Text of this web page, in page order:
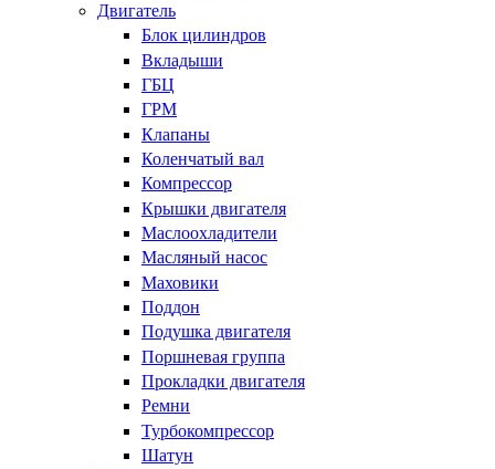
Двигатель
Блок цилиндров
Вкладыши
ГБЦ
ГРМ
Клапаны
Коленчатый вал
Компрессор
Крышки двигателя
Маслоохладители
Масляный насос
Маховики
Поддон
Подушка двигателя
Поршневая группа
Прокладки двигателя
Ремни
Турбокомпрессор
Шатун